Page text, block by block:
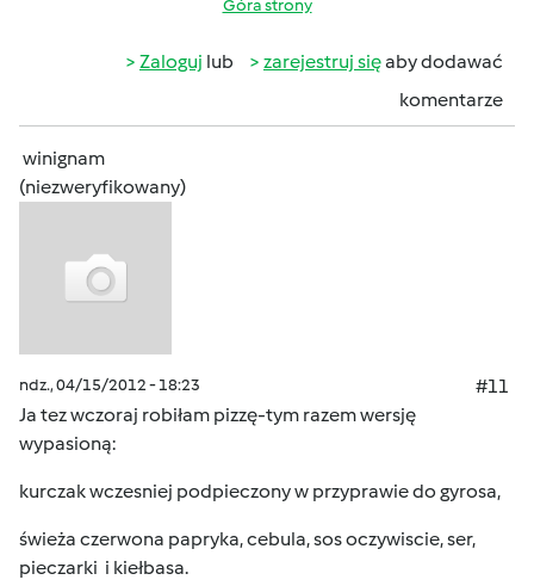
Góra strony
Zaloguj lub zarejestruj sięaby dodawać
komentarze
winignam
(niezweryfikowany)
ndz., 04/15/2012 - 18:23
#11
Ja tez wczoraj robiłam pizzę-tym razem wersję
wypasioną:
kurczak wczesniej podpieczony w przyprawie do gyrosa,
świeża czerwona papryka, cebula, sos oczywiscie, ser,
pieczarki i kiełbasa.